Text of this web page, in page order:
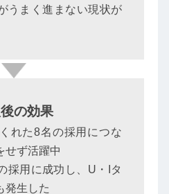
うまく進まない現状が
の効果
れた8名の採用につな
せず活躍中
採用に成功し、U・Iタ
発生した